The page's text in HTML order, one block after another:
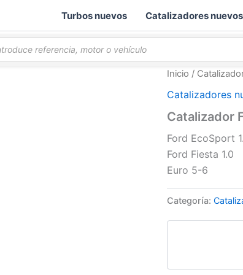
Turbos nuevos Catalizadores nuevos
Inicio /
Catalizadores
Catalizador
Ford EcoSport
Ford Fiesta 1.0
Euro 5-6
Categoría: